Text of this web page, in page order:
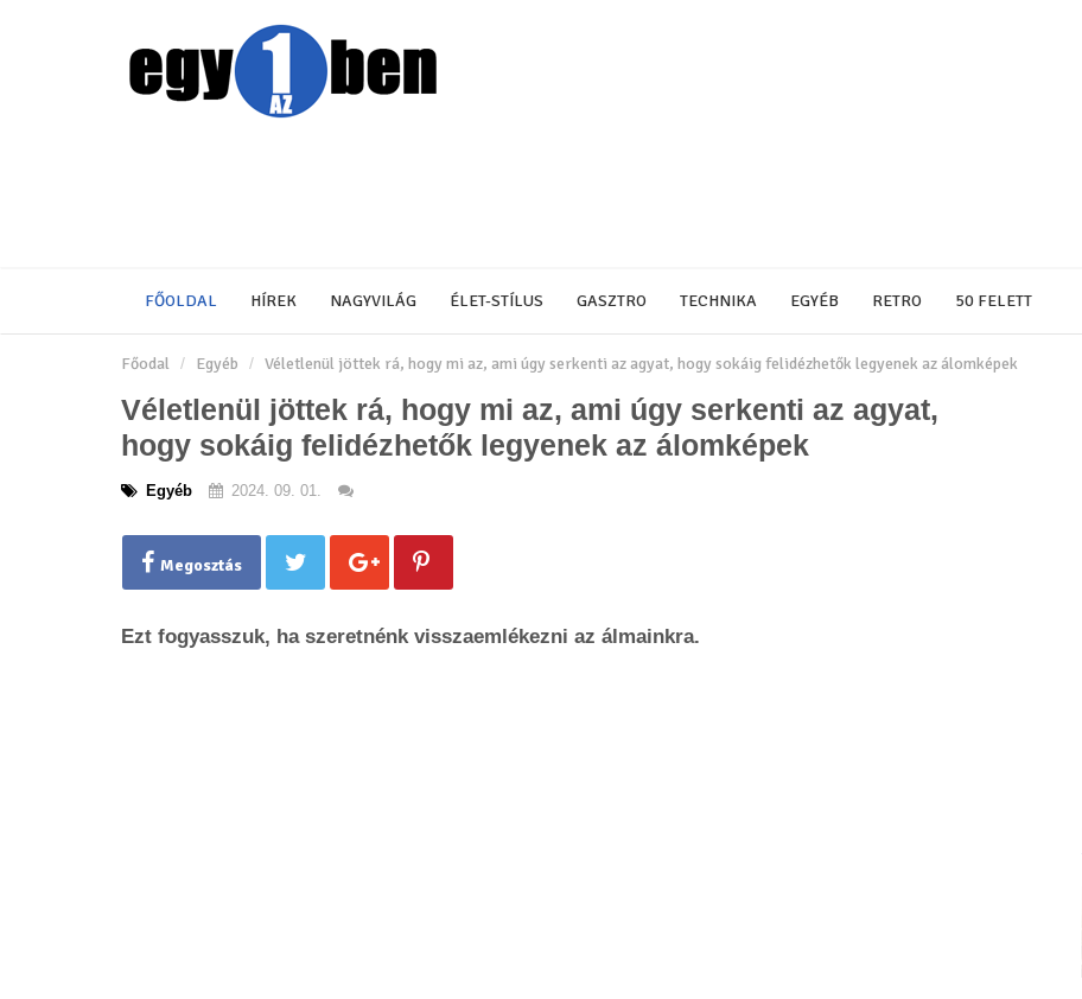
FŐOLDAL HÍREK NAGYVILÁG ÉLET-STÍLUS GASZTRO TECHNIKA EGYÉB RETRO 50 FELETT
Főodal Egyéb Véletlenül jöttek rá, hogy mi az, ami úgy serkenti az agyat, hogy sokáig felidézhetők legyenek az álomképek
Véletlenül jöttek rá, hogy mi az, ami úgy serkenti az agyat,
hogy sokáig felidézhetők legyenek az álomképek
Egyéb 2024. 09. 01.
Megosztás
Ezt fogyasszuk, ha szeretnénk visszaemlékezni az álmainkra.